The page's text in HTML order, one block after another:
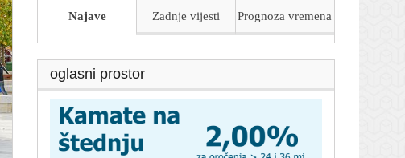
Najave Zadnje vijesti Prognoza vremena
oglasni prostor